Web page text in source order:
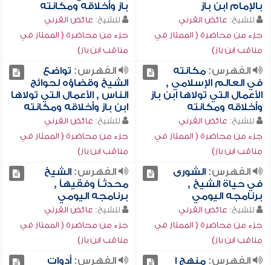
بالإمام ابن باز
للشيخ: عائض القرني
جزء من محاضرة ( الممتاز في
مناقب ابن باز)
باز وأخلاقه ومكانته
للشيخ: عائض القرني
جزء من محاضرة ( الممتاز في
مناقب ابن باز)
الفهرس:مكانته
في العالم الإسلامي ,
الأعمال التي تولاها ابن باز
وأخلاقه ومكانته
للشيخ: عائض القرني
جزء من محاضرة ( الممتاز في
مناقب ابن باز)
الفهرس: تواضع
الشيخ وقضاؤه لحوائج
الناس , الأعمال التي تولاها
ابن باز وأخلاقه ومكانته
للشيخ: عائض القرني
جزء من محاضرة ( الممتاز في
مناقب ابن باز)
الفهرس:الشورى
في حياة الشيخ ,
برنامجه اليومي
للشيخ: عائض القرني
جزء من محاضرة ( الممتاز في
مناقب ابن باز)
الفهرس:الشيخ
محدثـاً وفقيهاً ,
برنامجه اليومي
للشيخ: عائض القرني
جزء من محاضرة ( الممتاز في
مناقب ابن باز)
الفهرس:منهج ا
الفهرس:أدوات